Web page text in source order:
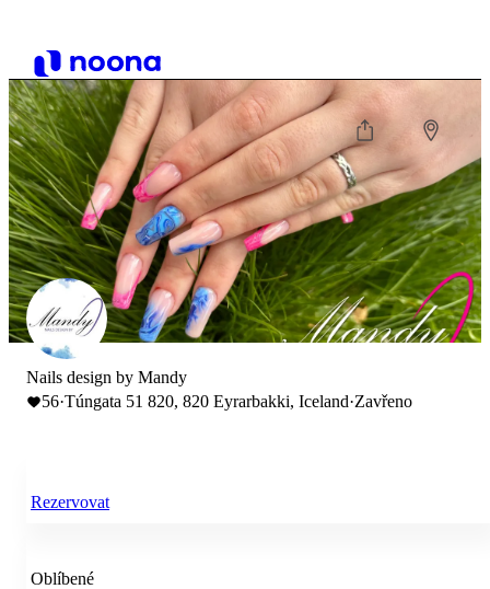
Nails design by Mandy
56·Túngata 51 820, 820 Eyrarbakki, Iceland·Zavřeno
Rezervovat
Oblíbené